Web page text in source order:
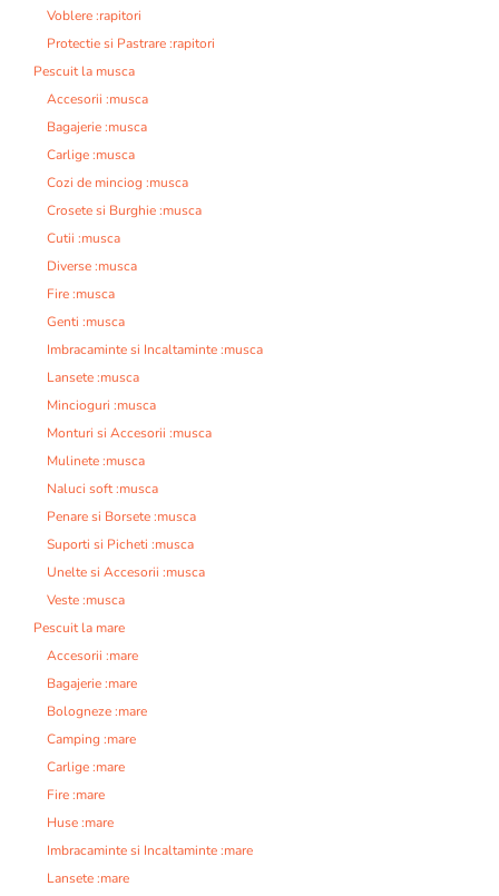
Voblere :rapitori
Protectie si Pastrare :rapitori
Pescuit la musca
Accesorii :musca
Bagajerie :musca
Carlige :musca
Cozi de minciog :musca
Crosete si Burghie :musca
Cutii :musca
Diverse :musca
Fire :musca
Genti :musca
Imbracaminte si Incaltaminte :musca
Lansete :musca
Mincioguri :musca
Monturi si Accesorii :musca
Mulinete :musca
Naluci soft :musca
Penare si Borsete :musca
Suporti si Picheti :musca
Unelte si Accesorii :musca
Veste :musca
Pescuit la mare
Accesorii :mare
Bagajerie :mare
Bologneze :mare
Camping :mare
Carlige :mare
Fire :mare
Huse :mare
Imbracaminte si Incaltaminte :mare
Lansete :mare